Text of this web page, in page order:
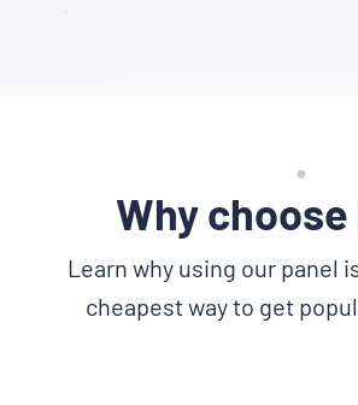
Why choose
Learn why using our panel
cheapest way to get